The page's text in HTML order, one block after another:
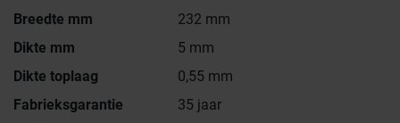
Breedte mm
232 mm
Dikte mm
5 mm
Dikte toplaag
0,55 mm
Fabrieksgarantie
35 jaar